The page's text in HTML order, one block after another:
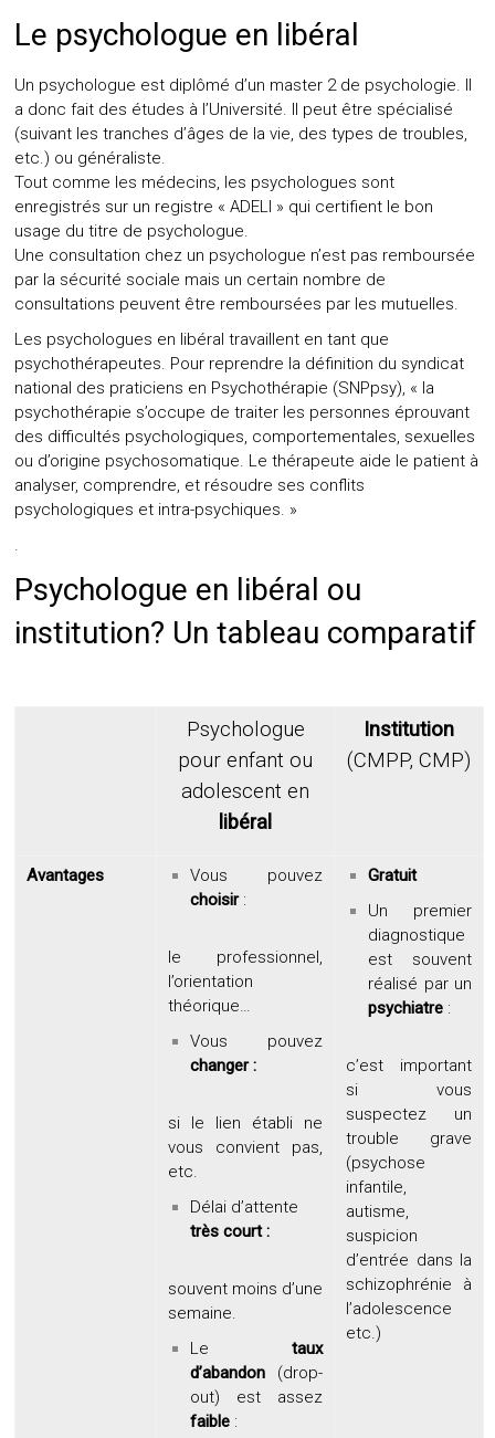
Le psychologue en libéral
Un psychologue est diplômé d’un master 2 de psychologie. Il
a donc fait des études à l’Université. Il peut être spécialisé
(suivant les tranches d’âges de la vie, des types de troubles,
etc.) ou généraliste.
Tout comme les médecins, les psychologues sont
enregistrés sur un registre «ADELI » qui certifient le bon
usage du titre de psychologue.
Une consultation chez un psychologue n’est pas remboursée
par la sécurité sociale mais un certain nombre de
consultations peuvent être remboursées par les mutuelles.
Les psychologues en libéral travaillent en tant que
psychothérapeutes. Pour reprendre la définition du syndicat
national des praticiens en Psychothérapie (SNPpsy), « la
psychothérapie s’occupe de traiter les personnes éprouvant
des difficultés psychologiques, comportementales, sexuelles
ou d’origine psychosomatique. Le thérapeute aide le patient à
analyser, comprendre, et résoudre ses conflits
psychologiques et intra-psychiques. »
.
Psychologue en libéral ou
institution? Un tableau comparatif
Psychologue
pour enfant ou
adolescent en
libéral
Institution
(CMPP, CMP)
Avantages
Vous pouvez
choisir :
le professionnel,
l’orientation
théorique…
Vous pouvez
changer :
si le lien établi ne
vous convient pas,
etc.
Délai d’attente
très court :
souvent moins d’une
semaine.
Letaux
d’abandon (drop-
out) est assez
faible :
Gratuit
Un premier
diagnostique
est souvent
réalisé par un
psychiatre :
c’est important
si vous
suspectez un
trouble grave
(psychose
infantile,
autisme,
suspicion
d’entrée dans la
schizophrénie à
l’adolescence
etc.)